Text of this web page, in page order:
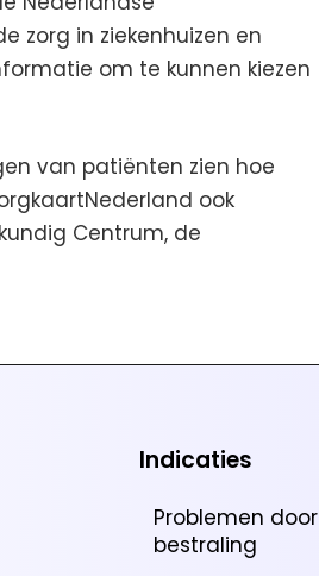
zorg in ziekenhuizen en
om te kunnen kiezen
van patiënten zien hoe
ook
Centrum, de
Indicaties
Problemen door
bestraling